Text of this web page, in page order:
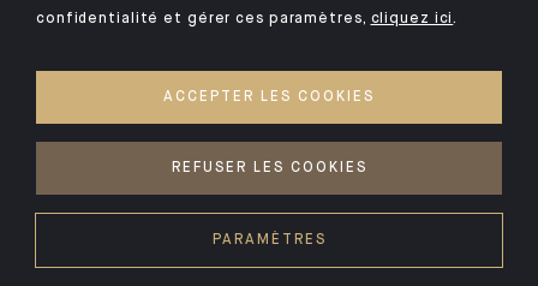
SÉCURITÉ
confidentialité et gérer ces paramètres, cliquez ici.
ACCEPTER LES COOKIES
REFUSER LES COOKIES
PARAMÈTRES